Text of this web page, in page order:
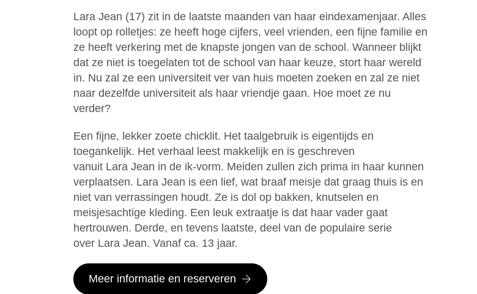
Lara Jean (17) zit in de laatste maanden van haar eindexamenjaar. Alles
loopt op rolletjes: ze heeft hoge cijfers, veel vrienden, een fijne familie en
ze heeft verkering met de knapste jongen van de school. Wanneer blijkt
dat ze niet is toegelaten tot de school van haar keuze, stort haar wereld
in. Nu zal ze een universiteit ver van huis moeten zoeken en zal ze niet
naar dezelfde universiteit als haar vriendje gaan. Hoe moet ze nu
verder?
Een fijne, lekker zoete chicklit. Het taalgebruik is eigentijds en
toegankelijk. Het verhaal leest makkelijk en is geschreven
vanuit Lara Jean in de ik-vorm. Meiden zullen zich prima in haar kunnen
verplaatsen. Lara Jean is een lief, wat braaf meisje dat graag thuis is en
niet van verrassingen houdt. Ze is dol op bakken, knutselen en
meisjesachtige kleding. Een leuk extraatje is dat haar vader gaat
hertrouwen. Derde, en tevens laatste, deel van de populaire serie
over Lara Jean. Vanaf ca. 13 jaar.
Meer informatie en reserveren